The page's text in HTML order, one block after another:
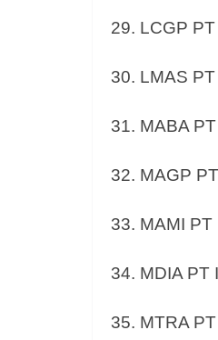
29. LCGP
30. LMAS
31. MABA
32. MAGP
33. MAMI
34. MDIA PT
35. MTRA